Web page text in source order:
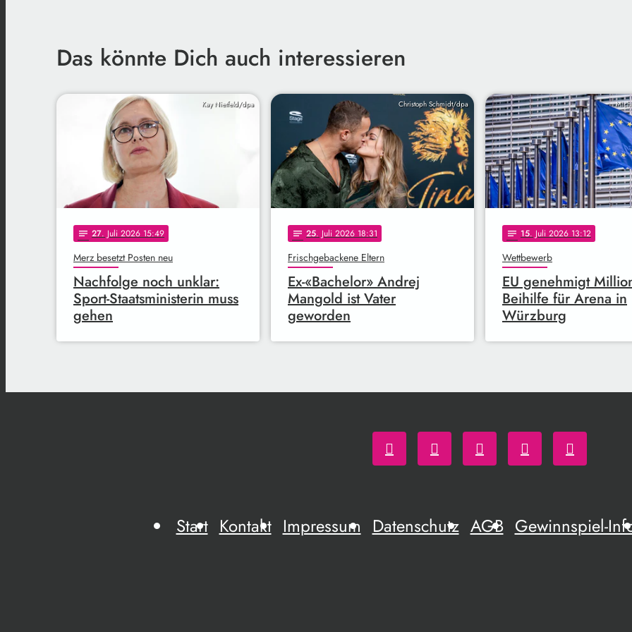
Das könnte Dich auch interessieren
Kay Nietfeld/dpa
notes 27. Juli 2026 15:49
Merz besetzt Posten neu
Nachfolge noch unklar:
Sport-Staatsministerin muss
gehen
Christoph Schmidt/dpa
notes 25. Juli 2026 18:31
Frischgebackene Eltern
Ex-«Bachelor» Andrej
Mangold ist Vater
geworden
notes 15. Juli 2026 13:12
Wettbewerb
EU genehmigt
Beihilfe für Arena in
Würzburg
Start Kontakt Impressum Datenschutz AGB Gewinnspiel-